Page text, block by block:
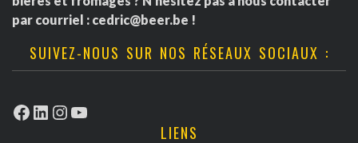
par courriel : cedric@beer.be !
SUIVEZ-NOUS SUR NOS RÉSEAUX SOCIAUX :
Facebook
LinkedIn
Instagram
YouTube
LIENS